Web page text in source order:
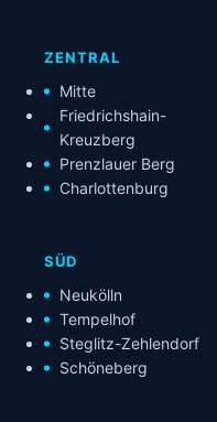
ZENTRAL
Mitte
Friedrichshain-
Kreuzberg
Prenzlauer Berg
Charlottenburg
SÜD
Neukölln
Tempelhof
Steglitz-Zehlendorf
Schöneberg